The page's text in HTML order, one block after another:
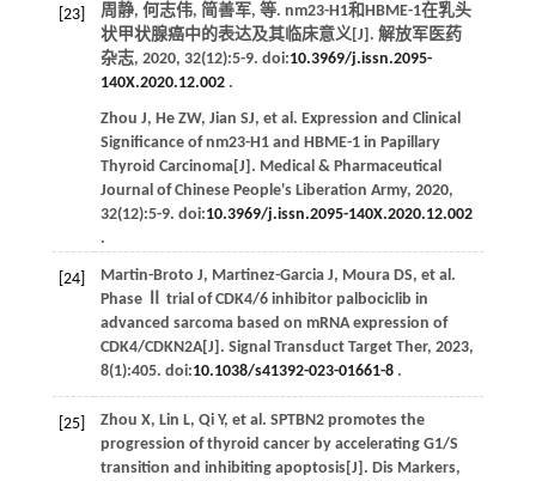
[23] 周静, 何志伟, 简善军, 等. nm23-H1和HBME-1在乳头
状甲状腺癌中的表达及其临床意义[J]. 解放军医药
杂志, 2020, 32(12):5-9. doi:10.3969/j.issn.2095-
140X.2020.12.002.
Zhou J, He ZW, Jian SJ, et al . Expression and Clinical
Significance of nm23-H1 and HBME-1 in Papillary
Thyroid Carcinoma[J]. Medical & Pharmaceutical
Journal of Chinese People's Liberation Army, 2020,
32(12):5-9. doi:10.3969/j.issn.2095-140X.2020.12.002
.
[24] Martin-Broto J, Martinez-Garcia J, Moura DS, et al .
Phase Ⅱ trial of CDK4/6 inhibitor palbociclib in
advanced sarcoma based on mRNA expression of
CDK4/CDKN2A[J]. Signal Transduct Target Ther, 2023,
8(1):405. doi:10.1038/s41392-023-01661-8.
[25] Zhou X, Lin L, Qi Y, et al . SPTBN2 promotes the
progression of thyroid cancer by accelerating G1/S
transition and inhibiting apoptosis[J]. Dis Markers,